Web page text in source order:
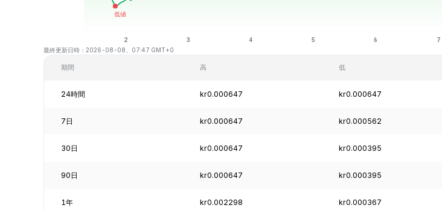
最終更新日時：2026-08-08、07:47 GMT+0
期間 高 低
24時間 kr0.000647 kr0.000647
7日 kr0.000647 kr0.000562
30日 kr0.000647 kr0.000395
90日 kr0.000647 kr0.000395
1年 kr0.002298 kr0.000367